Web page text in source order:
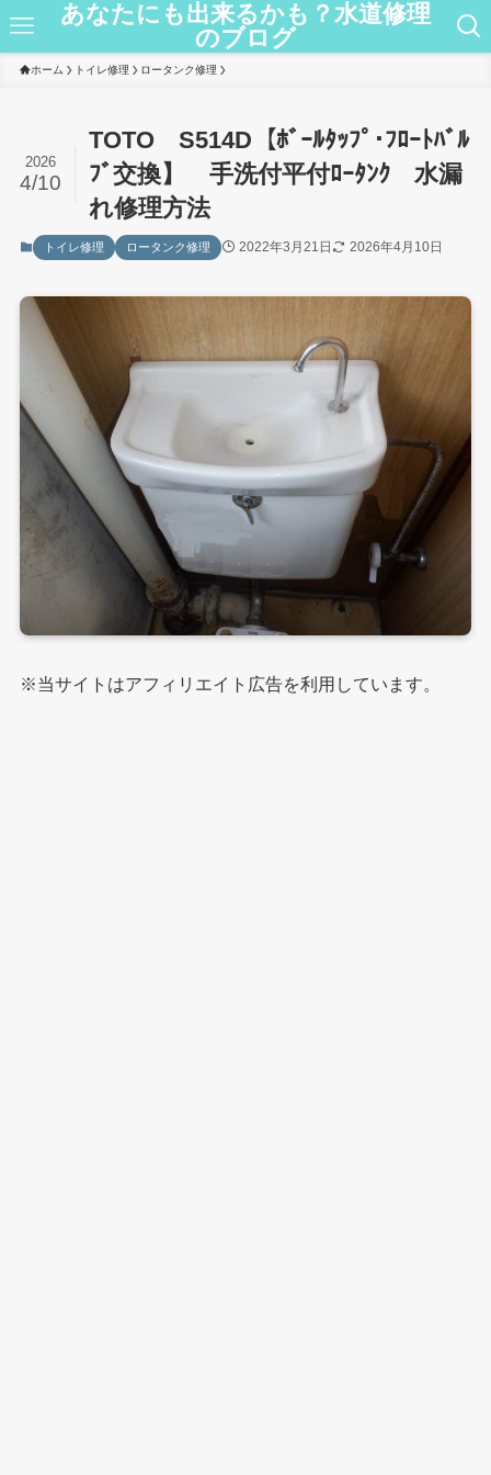
あなたにも出来るかも？水道修理
のブログ
ホーム トイレ修理 ロータンク修理
TOTO S514D【ﾎﾞｰﾙﾀｯﾌﾟ･ﾌﾛｰﾄﾊﾞﾙ
ﾌﾞ交換】 手洗付平付ﾛｰﾀﾝｸ 水漏
れ修理方法
2026
4/10
トイレ修理 ロータンク修理 2022年3月21日 2026年4月10日
※当サイトはアフィリエイト広告を利用しています。